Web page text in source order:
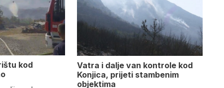
kod
Vatra i dalje van kontrole kod
Konjica, prijeti stambenim
objektima